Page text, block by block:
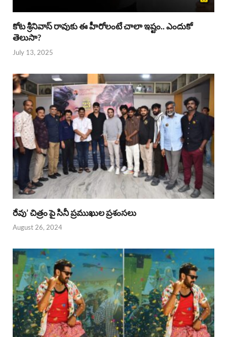
కోట శ్రీనివాస్ రావుకు ఈ హీరోలంటే చాలా ఇష్టం.. ఎందుకో
తెలుసా?
July 13, 2025
రేవు’ చిత్రం పై సినీ ప్రముఖుల ప్రశంసలు
August 26, 2024